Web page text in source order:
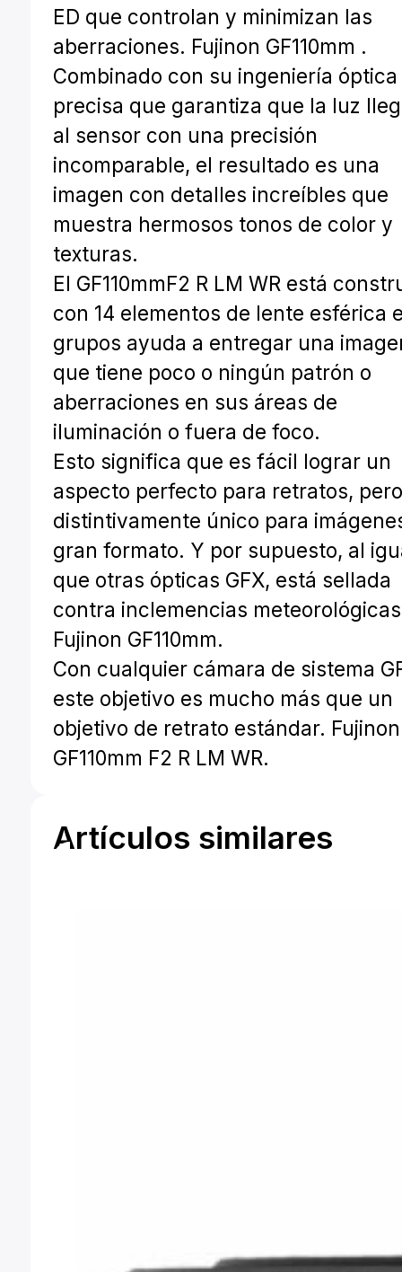
ED que controlan y minimizan las
aberraciones. Fujinon GF110mm .
Combinado con su ingeniería óptica
precisa que garantiza que la luz
al sensor con una precisión
incomparable, el resultado es una
imagen con detalles increíbles que
muestra hermosos tonos de color y
texturas.
El GF110mmF2 R LM WR está
con 14 elementos de lente esférica
grupos ayuda a entregar una
que tiene poco o ningún patrón o
aberraciones en sus áreas de
iluminación o fuera de foco.
Esto significa que es fácil lograr un
aspecto perfecto para retratos,
distintivamente único para
gran formato. Y por supuesto, al
que otras ópticas GFX, está sellada
contra inclemencias
Fujinon GF110mm.
Con cualquier cámara de sistema
este objetivo es mucho más que un
objetivo de retrato estándar. Fujinon
GF110mm F2 R LM WR.
Artículos similares